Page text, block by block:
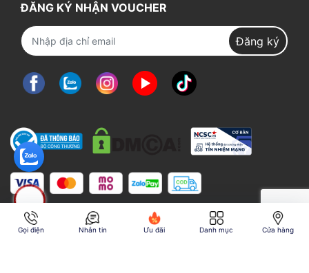
ĐĂNG KÝ NHẬN VOUCHER
Đăng ký
Gọi điện Nhắn tin Ưu đãi Danh mục Cửa hàng